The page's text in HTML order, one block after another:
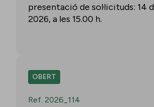
presentació de sol·licituds: 14
2026, a les 15.00 h.
OBERT
Ref. 2026_114